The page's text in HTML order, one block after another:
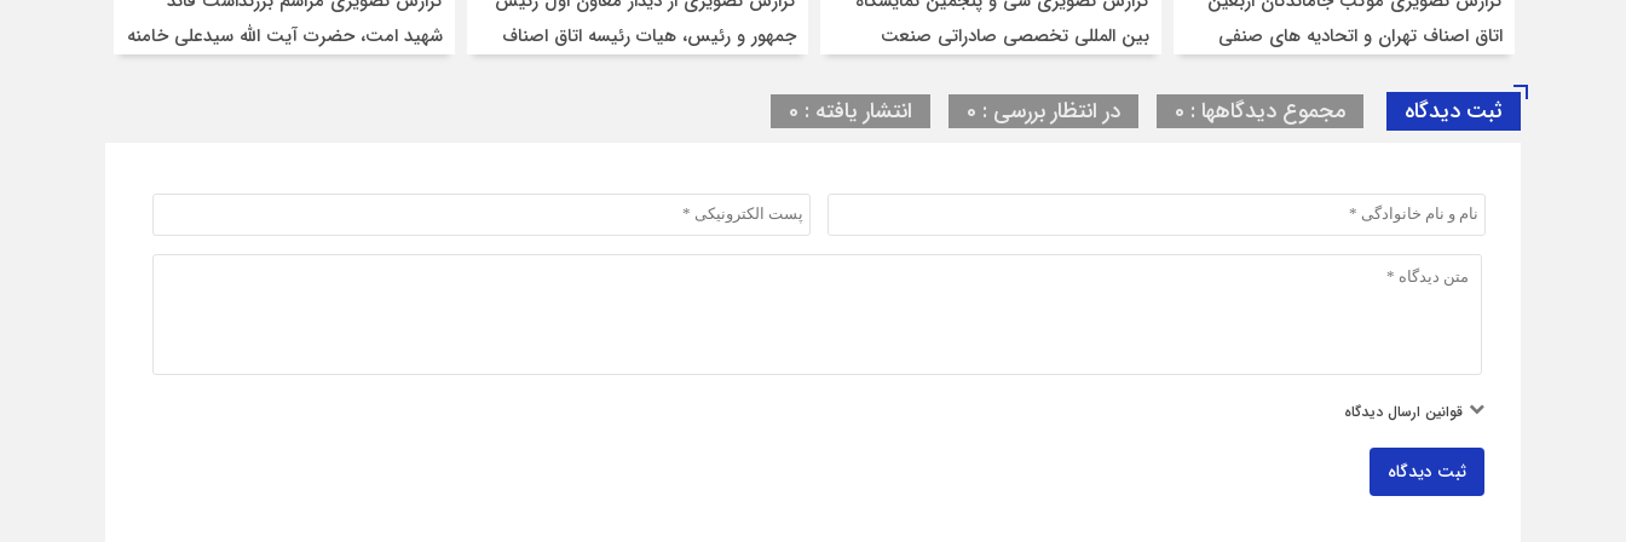
اتاق اصناف تهران و اتحادیه های صنفی
بین المللی تخصصی صادراتی صنعت
جمهور و رئیس، هیات رئیسه اتاق اصناف
شهید امت، حضرت آیت الله سیدعلی خامنه
ثبت دیدگاه مجموع دیدگاهها : 0 در انتظار بررسی : 0 انتشار یافته : 0
قوانین ارسال دیدگاه
ثبت دیدگاه